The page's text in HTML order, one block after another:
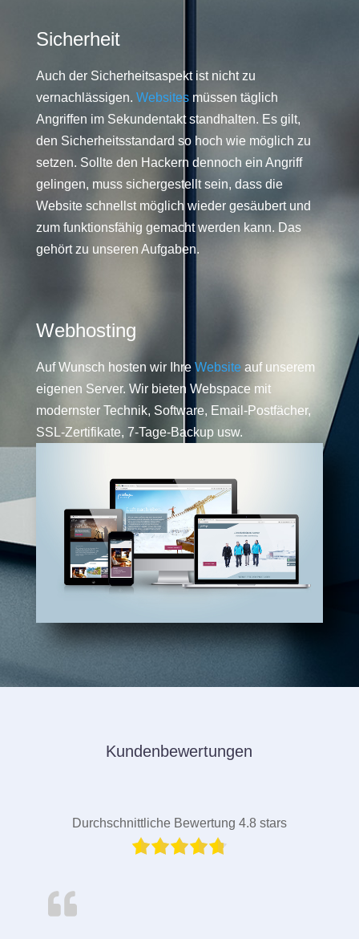
Sicherheit
Auch der Sicherheitsaspekt ist nicht zu
vernachlässigen. Websitesmüssen täglich
Angriffen im Sekundentakt standhalten. Es gilt,
den Sicherheitsstandard so hoch wie möglich zu
setzen. Sollte den Hackern dennoch ein Angriff
gelingen, muss sichergestellt sein, dass die
Website schnellst möglich wieder gesäubert und
zum funktionsfähig gemacht werden kann. Das
gehört zu unseren Aufgaben.
Webhosting
Auf Wunsch hosten wir Ihre Website auf unserem
eigenen Server. Wir bieten Webspace mit
modernster Technik, Software, Email-Postfächer,
SSL-Zertifikate, 7-Tage-Backup usw.
Kundenbewertungen
Durchschnittliche Bewertung 4.8 stars